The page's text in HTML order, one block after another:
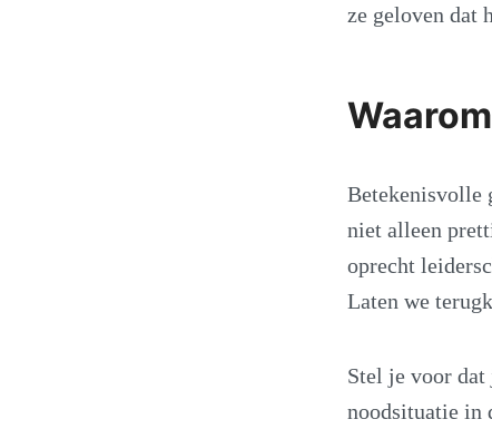
ze geloven dat
Betekenisvolle
niet alleen
oprecht
Laten we
Stel je voor dat
noodsituatie in